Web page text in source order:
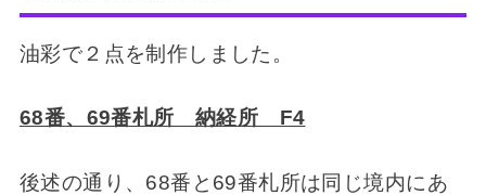
油彩で２点を制作しました。
68番、69番札所 納経所 F4
後述の通り、68番と69番札所は同じ境内にあ